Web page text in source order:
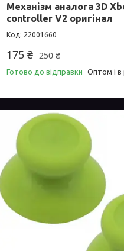
Механізм аналога 3D
controller V2 оригінал
22001660
250 ₴
175 ₴
Готово до відправки Оптом і в